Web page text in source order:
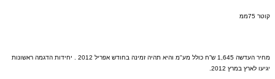
קוטר ממ
מחיר העדשה 1,645 ש”ח כולל מע"מ והיא תהיה זמינה בחודש אפריל 2012 .
יחידות הדגמה ראשונות
יגיעו לארץ במרץ 2012.